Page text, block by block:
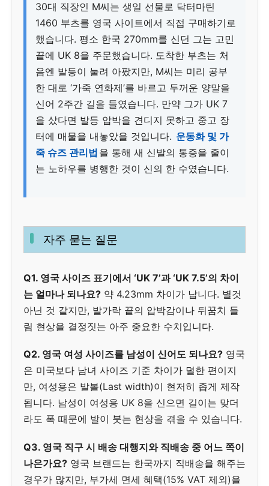
30대 직장인 M씨는 생일 선물로 닥터마틴
1460 부츠를 영국 사이트에서 직접 구매하기로
했습니다. 평소 한국 270mm를 신던 그는 고민
끝에 UK 8을 주문했습니다. 도착한 부츠는 처
음엔 발등이 눌려 아팠지만, M씨는 미리 공부
한 대로 ‘가죽 연화제’를 바르고 두꺼운 양말을
신어 2주간 길을 들였습니다. 만약 그가 UK 7
을 샀다면 발등 압박을 견디지 못하고 중고 장
터에 매물을 내놓았을 것입니다. 운동화 및 가
죽 슈즈 관리법 을 통해 새 신발의 통증을 줄이
는 노하우를 병행한 것이 신의 한 수였습니다.
자주 묻는 질문
Q1. 영국 사이즈 표기에서 ‘UK 7’과 ‘UK 7.5’의 차이
는 얼마나 되나요? 약 4.23mm 차이가 납니다. 별것
아닌 것 같지만, 발가락 끝의 압박감이나 뒤꿈치 들
림 현상을 결정짓는 아주 중요한 수치입니다.
Q2. 영국 여성 사이즈를 남성이 신어도 되나요? 영국
은 미국보다 남녀 사이즈 기준 차이가 덜한 편이지
만, 여성용은 발볼(Last width)이 현저히 좁게 제작
됩니다. 남성이 여성용 UK 8을 신으면 길이는 맞더
라도 폭 때문에 발이 붓는 현상을 겪을 수 있습니다.
Q3. 영국 직구 시 배송 대행지와 직배송 중 어느 쪽이
나은가요? 영국 브랜드는 한국까지 직배송을 해주는
경우가 많지만, 부가세 면세 혜택(15% VAT 제외)을